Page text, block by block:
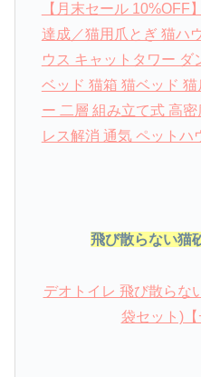
【月末セール 10%OFF
達成／猫用爪とぎ 猫ハ
ウス キャットタワー ダ
ベッド 猫箱 猫ベッド
ー 二層 組み立て式 高
レス解消 通気 ペットハ
飛び散らない猫
デオトイレ 飛び散らな
袋セット)【